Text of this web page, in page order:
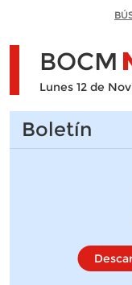
BOCM
Lunes 12 de
Boletín